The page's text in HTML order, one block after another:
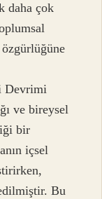
daha çok
Devrimi
ve bireysel
bir
içsel
Bu